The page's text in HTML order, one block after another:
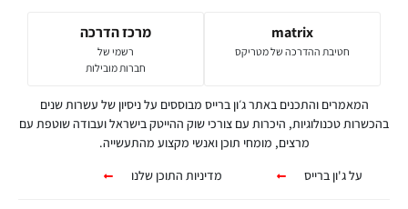
matrix
חטיבת ההדרכה של מטריקס
מרכז הדרכה
רשמי של
חברות מובילות
המאמרים והתכנים באתר ג׳ון ברייס מבוססים על ניסיון של עשרות שנים
בהכשרות טכנולוגיות, היכרות עם צורכי שוק ההייטק בישראל ועבודה שוטפת עם
מרצים, מומחי תוכן ואנשי מקצוע מהתעשייה.
על ג'ון ברייס
מדיניות התוכן שלנו